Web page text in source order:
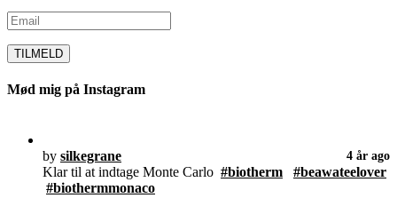
Mød mig på Instagram
by silkegrane 4 år ago
Klar til at indtage Monte Carlo #biotherm
#beawateelover
#biothermmonaco